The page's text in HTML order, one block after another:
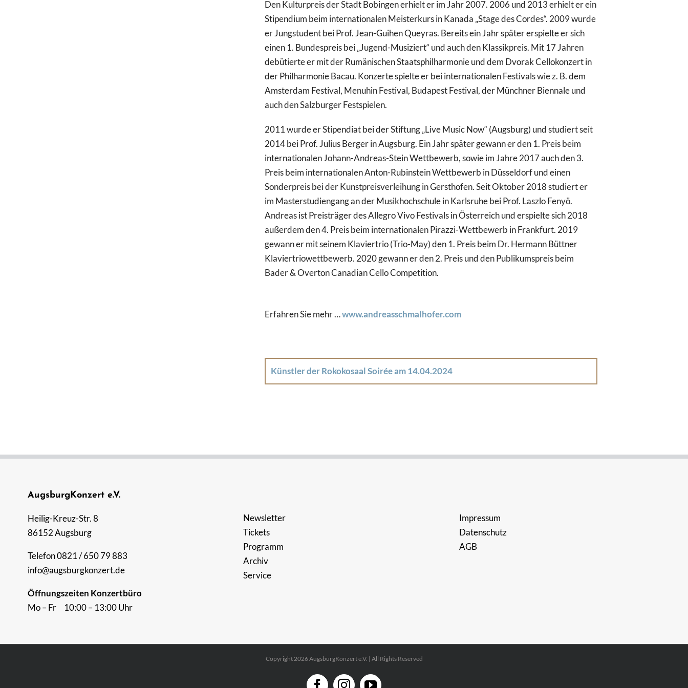
Den Kulturpreis der Stadt Bobingen erhielt er im Jahr 2007. 2006 und 2013 erhielt er ein
Stipendium beim internationalen Meisterkurs in Kanada „Stage des Cordes“. 2009 wurde
er Jungstudent bei Prof. Jean-Guihen Queyras. Bereits ein Jahr später erspielte er sich
einen 1. Bundespreis bei „Jugend-Musiziert“ und auch den Klassikpreis. Mit 17 Jahren
debütierte er mit der Rumänischen Staatsphilharmonie und dem Dvorak Cellokonzert in
der Philharmonie Bacau. Konzerte spielte er bei internationalen Festivals wie z. B. dem
Amsterdam Festival, Menuhin Festival, Budapest Festival, der Münchner Biennale und
auch den Salzburger Festspielen.
2011 wurde er Stipendiat bei der Stiftung „Live Music Now“ (Augsburg) und studiert seit
2014 bei Prof. Julius Berger in Augsburg. Ein Jahr später gewann er den 1. Preis beim
internationalen Johann-Andreas-Stein Wettbewerb, sowie im Jahre 2017 auch den 3.
Preis beim internationalen Anton-Rubinstein Wettbewerb in Düsseldorf und einen
Sonderpreis bei der Kunstpreisverleihung in Gersthofen. Seit Oktober 2018 studiert er
im Masterstudiengang an der Musikhochschule in Karlsruhe bei Prof. Laszlo Fenyö.
Andreas ist Preisträger des Allegro Vivo Festivals in Österreich und erspielte sich 2018
außerdem den 4. Preis beim internationalen Pirazzi-Wettbewerb in Frankfurt. 2019
gewann er mit seinem Klaviertrio (Trio-May) den 1. Preis beim Dr. Hermann Büttner
Klaviertriowettbewerb. 2020 gewann er den 2. Preis und den Publikumspreis beim
Bader & Overton Canadian Cello Competition.
Erfahren Sie mehr …www.andreasschmalhofer.com
Künstler der Rokokosaal Soirée am 14.04.2024
AugsburgKonzert e.V.
Heilig-Kreuz-Str. 8
86152 Augsburg
Telefon 0821 / 650 79 883
info@augsburgkonzert.de
Öffnungszeiten Konzertbüro
Mo – Fr 10:00 – 13:00 Uhr
Newsletter
Tickets
Programm
Archiv
Service
Impressum
Datenschutz
AGB
Copyright 2026 AugsburgKonzert e.V. | All Rights Reserved